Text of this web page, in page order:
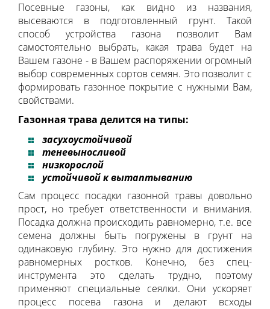
Посевные газоны, как видно из названия,
высеваются в подготовленный грунт. Такой
способ устройства газона позволит Вам
самостоятельно выбрать, какая трава будет на
Вашем газоне - в Вашем распоряжении огромный
выбор современных сортов семян. Это позволит с
формировать газонное покрытие с нужными Вам,
свойствами.
Газонная трава делится на типы:
засухоустойчивой
теневыносливой
низкорослой
устойчивой к вытаптыванию
Сам процесс посадки газонной травы довольно
прост, но требует ответственности и внимания.
Посадка должна происходить равномерно, т.е. все
семена должны быть погружены в грунт на
одинаковую глубину. Это нужно для достижения
равномерных ростков. Конечно, без спец-
инструмента это сделать трудно, поэтому
применяют специальные сеялки. Они ускоряет
процесс посева газона и делают всходы